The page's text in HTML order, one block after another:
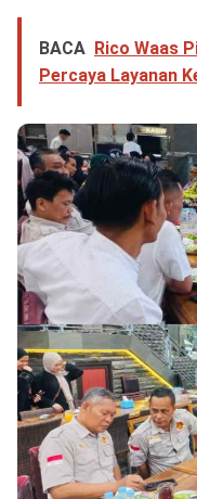
BACA Rico Waas
Percaya Layanan